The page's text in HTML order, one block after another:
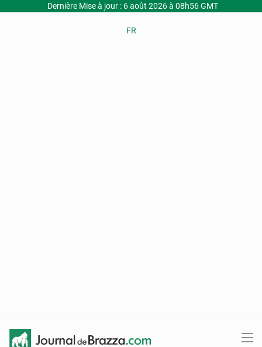
Dernière Mise à jour : 6 août 2026 à 08h56 GMT
FR